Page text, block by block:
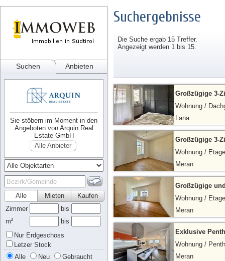
Suchen Anbieten
Sie stöbern im Moment in den
Angeboten von Arquin Real
Estate GmbH
Alle Anbieter
Alle Kaufen
Mieten
Zimmer
bis
m²
bis
Nur Erdgeschoss
Letzer Stock
Alle
Neu
Gebraucht
Suchergebnisse
Die Suche ergab 15 Treffer.
Angezeigt werden 1 bis 15.
Großzügige 3-
Wohnung /
Lana
Großzügige 3-
Wohnung / Etage
Meran
Großzügige
Wohnung / Etage
Meran
Exklusive
Wohnung /
Meran